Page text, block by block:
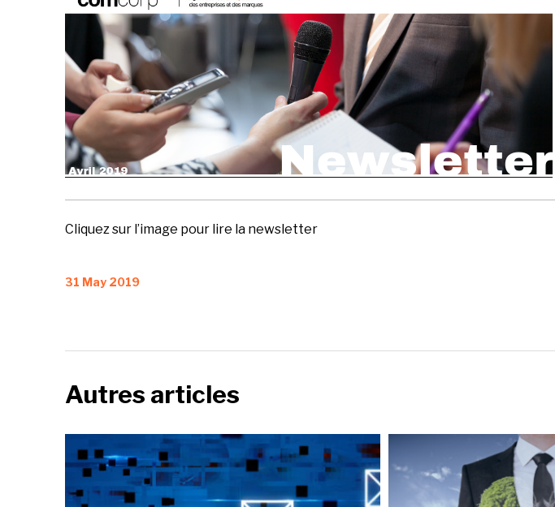
Cliquez sur l’image pour lire la newsletter
Posted
31 May 2019
Autres articles